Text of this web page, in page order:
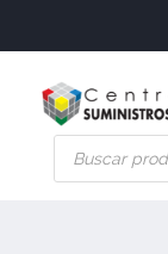
Central de Suministros Gspath
Suministros y soluciones integrales para su empresa o negocio